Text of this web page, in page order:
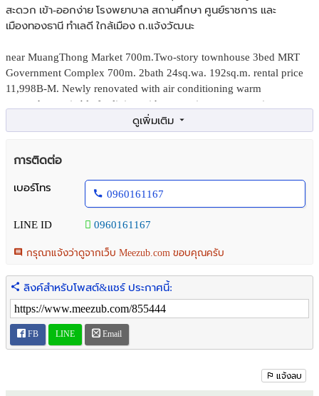
สะดวก เข้า-ออกง่าย โรงพยาบาล สถานศึกษา ศูนย์ราชการ และ
เมืองทองธานี ทำเลดี ใกล้เมือง ถ.แจ้งวัฒนะ
near MuangThong Market 700m.Two-story townhouse 3bed MRT
Government Complex 700m. 2bath 24sq.wa. 192sq.m. rental price
11,998B-M. Newly renovated with air conditioning warm
atmosphere suitable for living with convenient transportation
hospitals schools government center Muang Thong Thani and
Chaeng Wattana Road.
ถ.แจ้งวัฒนะ แขวงทุ่งสองห้อง เขตหลักสี่ กรุงเทพมหานคร
ทาวน์เฮาส์ 2 ชั้น ตกแต่งใหม่สวยพร้อมเข้าอยู่ บรรยากาศอบอุ่น น่าอยู่
สะดวก เข้าออกง่าย ห่างจากถนนแจ้งวัฒนะ แต่ยังคงความเงียบสงบ
และเป็นส่วนตัว
ภายในบ้าน 3 ห้องนอน 2 ห้องน้ำ ห้องครัว และพื้นที่นั่งเล่น พร้อมเครื่อง
ปรับอากาศ 4 เครื่อง จอดรถภายในบ้านได้ 1 คัน เหมาะสำหรับผู้ที่
ต้องการบ้านพร้อมอยู่โดยไม่ต้องตกแต่งเพิ่มเติม
ทำเลใกล้ศูนย์ราชการ เมืองทองธานี และแหล่งไลฟ์สไตล์ครบครัน ทั้ง
ตลาด ร้านอาหาร ศูนย์การค้า และรถไฟฟ้าสายสีชมพู ช่วยให้การเดินทาง
เข้าเมือง และออกนอกเมืองสะดวกยิ่งขึ้น
การติดต่อ
เบอร์โทร
0960161167
LINE ID 0960161167
กรุณาแจ้งว่าดูจากเว็บ Meezub.com ขอบคุณครับ
ลิงค์สำหรับโพสต์&แชร์ ประกาศนี้:
FB LINE Email
แจ้งลบ